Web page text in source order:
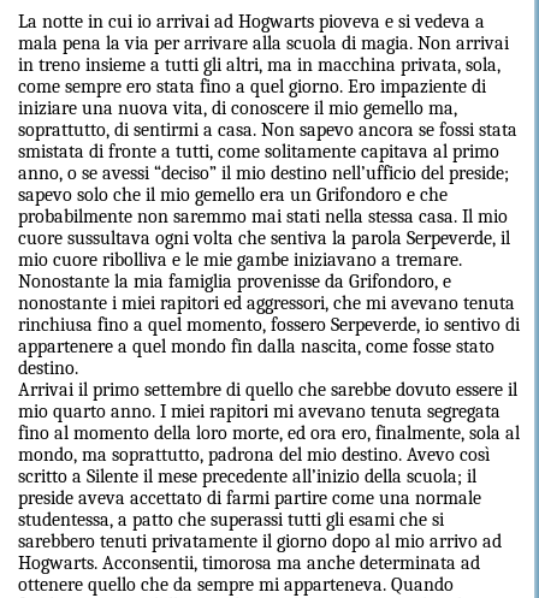
La notte in cui io arrivai ad Hogwarts pioveva e si vedeva a
mala pena la via per arrivare alla scuola di magia. Non arrivai
in treno insieme a tutti gli altri, ma in macchina privata, sola,
come sempre ero stata fino a quel giorno. Ero impaziente di
iniziare una nuova vita, di conoscere il mio gemello ma,
soprattutto, di sentirmi a casa. Non sapevo ancora se fossi stata
smistata di fronte a tutti, come solitamente capitava al primo
anno, o se avessi “deciso” il mio destino nell’ufficio del preside;
sapevo solo che il mio gemello era un Grifondoro e che
probabilmente non saremmo mai stati nella stessa casa. Il mio
cuore sussultava ogni volta che sentiva la parola Serpeverde, il
mio cuore ribolliva e le mie gambe iniziavano a tremare.
Nonostante la mia famiglia provenisse da Grifondoro, e
nonostante i miei rapitori ed aggressori, che mi avevano tenuta
rinchiusa fino a quel momento, fossero Serpeverde, io sentivo di
appartenere a quel mondo fin dalla nascita, come fosse stato
destino.
Arrivai il primo settembre di quello che sarebbe dovuto essere il
mio quarto anno. I miei rapitori mi avevano tenuta segregata
fino al momento della loro morte, ed ora ero, finalmente, sola al
mondo, ma soprattutto, padrona del mio destino. Avevo così
scritto a Silente il mese precedente all’inizio della scuola; il
preside aveva accettato di farmi partire come una normale
studentessa, a patto che superassi tutti gli esami che si
sarebbero tenuti privatamente il giorno dopo al mio arrivo ad
Hogwarts. Acconsentii, timorosa ma anche determinata ad
ottenere quello che da sempre mi apparteneva. Quando